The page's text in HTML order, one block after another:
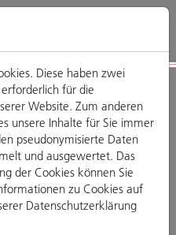
Diese haben zwei
für die
Website. Zum anderen
unsere Inhalte für Sie immer
pseudonymisierte Daten
und ausgewertet. Das
der Cookies können Sie
zu Cookies auf
Datenschutzerklärung